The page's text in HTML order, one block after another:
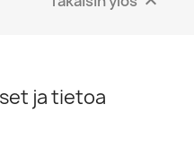
ja tietoa